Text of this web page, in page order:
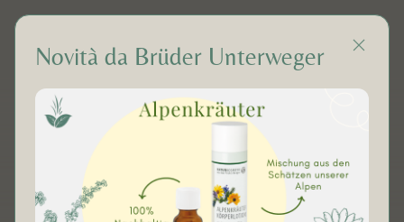
Porfumo per
l'ambiente
Novità da Brüder Unterweger